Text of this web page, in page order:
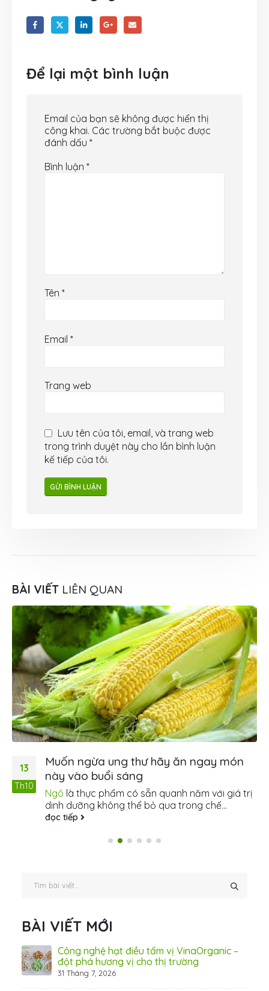
Để lại một bình luận
Email của bạn sẽ không được hiển thị
công khai. Các trường bắt buộc được
đánh dấu *
Bình luận *
Tên *
Email *
Trang web
Lưu tên của tôi, email, và trang web
trong trình duyệt này cho lần bình luận
kế tiếp của tôi.
BÀI VIẾT LIÊN QUAN
13
Th10
Muốn ngừa ung thư hãy ăn ngay món
này vào buổi sáng
Ngô là thực phẩm có sẵn quanh năm với giá trị
dinh dưỡng không thể bỏ qua trong chế...
đọc tiếp
BÀI VIẾT MỚI
Công nghệ hạt điều tẩm vị VinaOrganic –
đột phá hương vị cho thị trường
31 Tháng 7, 2026